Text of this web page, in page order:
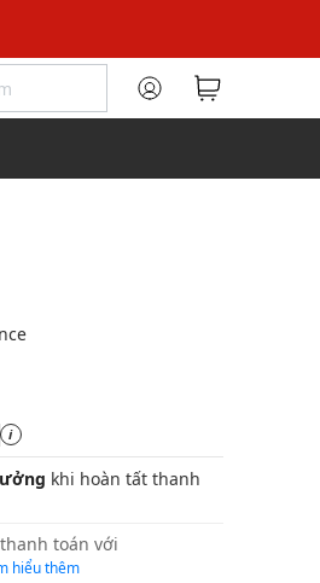
i
khi hoàn tất thanh
toán với
hiểu thêm